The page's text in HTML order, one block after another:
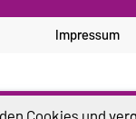
Impressum